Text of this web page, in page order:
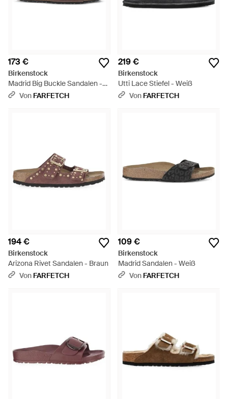
173 €
Birkenstock
Madrid Big Buckle Sandalen -
WeißVon FARFETCH
219 €
Birkenstock
Utti Lace Stiefel - Weiß
Von FARFETCH
194 €
Birkenstock
Arizona Rivet Sandalen - Braun
Von FARFETCH
109 €
Birkenstock
Madrid Sandalen - Weiß
Von FARFETCH